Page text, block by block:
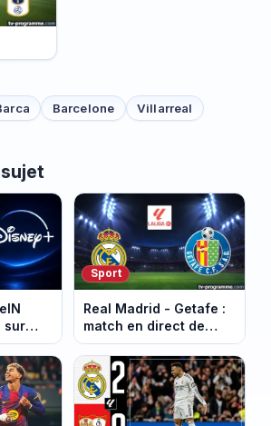
Barcelone
Villarreal
sur
en
Sport
Real Madrid - Getafe :
match en direct de
Liga à 21h00 sur beIN
Sports 2